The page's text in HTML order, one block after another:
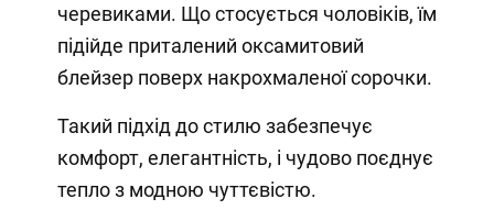
черевиками. Що стосується чоловіків, їм
підійде приталений оксамитовий
блейзер поверх накрохмаленої сорочки.
Такий підхід до стилю забезпечує
комфорт, елегантність, і чудово поєднує
тепло з модною чуттєвістю.